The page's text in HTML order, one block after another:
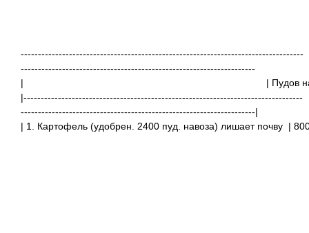
----------------------------------------------------------------------------------
--------------------------------------------------------------------
|
|
|---------------------------------------------------------------------------------
--------------------------------------------------------------------|
| 1. Картофель (удобрен. 2400 пуд. навоза) лишает почву |